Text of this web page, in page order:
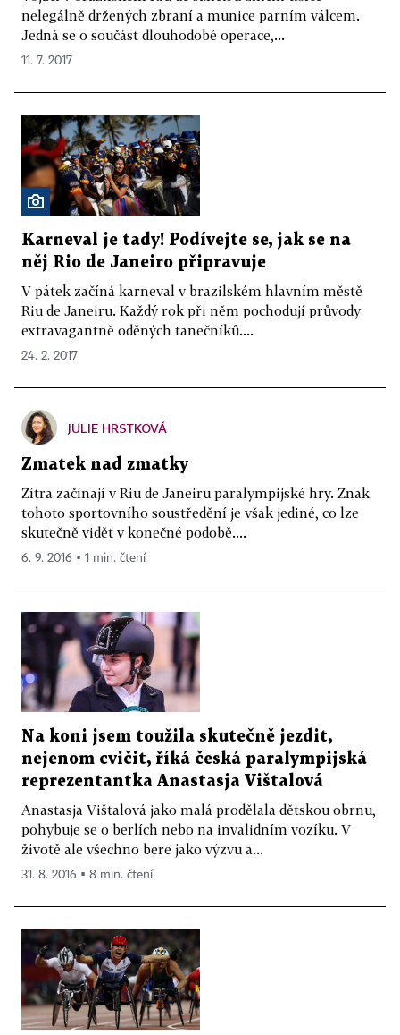
nelegálně držených zbraní a munice parním válcem.
Jedná se o součást dlouhodobé operace,...
11. 7. 2017
Karneval je tady! Podívejte se, jak se na
něj Rio de Janeiro připravuje
V pátek začíná karneval v brazilském hlavním městě
Riu de Janeiru. Každý rok při něm pochodují průvody
extravagantně oděných tanečníků....
24. 2. 2017
JULIE HRSTKOVÁ
Zmatek nad zmatky
Zítra začínají v Riu de Janeiru paralympijské hry. Znak
tohoto sportovního soustředění je však jediné, co lze
skutečně vidět v konečné podobě....
6. 9. 2016 ▪ 1 min. čtení
Na koni jsem toužila skutečně jezdit,
nejenom cvičit, říká česká paralympijská
reprezentantka Anastasja Vištalová
Anastasja Vištalová jako malá prodělala dětskou obrnu,
pohybuje se o berlích nebo na invalidním vozíku. V
životě ale všechno bere jako výzvu a...
31. 8. 2016 ▪ 8 min. čtení